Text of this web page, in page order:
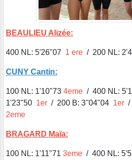
BEAULIEU Alizée:
400 NL: 5'26"07 1 ere / 200 NL:
CUNY Cantin:
100 NL: 1'10"73 4eme / 400 NL:
1'23"50 1er / 200 B: 3''04"04 1er /
2eme
BRAGARD Maïa:
100 NL: 1'11"71 3eme / 400 NL: